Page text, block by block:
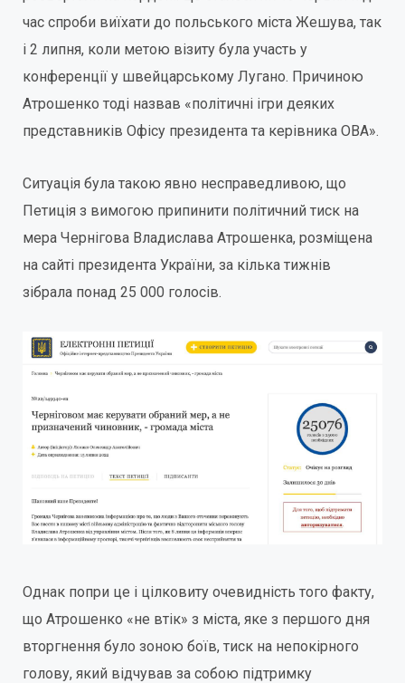
час спроби виїхати до польського міста Жешува, так
і 2 липня, коли метою візиту була участь у
конференції у швейцарському Лугано. Причиною
Атрошенко тоді назвав «політичні ігри деяких
представників Офісу президента та керівника ОВА».
Ситуація була такою явно несправедливою, що
Петиція з вимогою припинити політичний тиск на
мера Чернігова Владислава Атрошенка, розміщена
на сайті президента України, за кілька тижнів
зібрала понад 25 000 голосів.
Однак попри це і цілковиту очевидність того факту,
що Атрошенко «не втік» з міста, яке з першого дня
вторгнення було зоною боїв, тиск на непокірного
голову, який відчував за собою підтримку